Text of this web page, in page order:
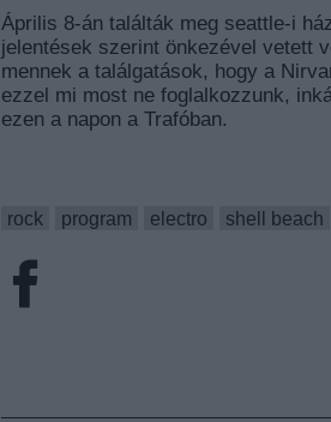
Április 8-án találták meg seattle-i
jelentések szerint önkezével vetett
mennek a találgatások, hogy a
ezzel mi most ne foglalkozzunk,
ezen a napon a Trafóban.
rock
program electro shell beach